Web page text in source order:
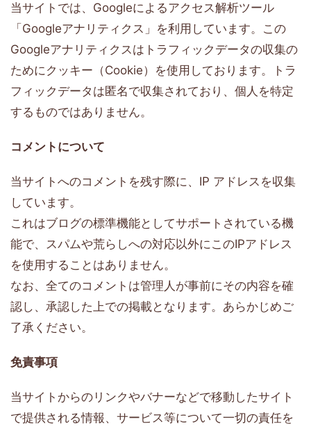
当サイトでは、Googleによるアクセス解析ツール
「Googleアナリティクス」を利用しています。この
Googleアナリティクスはトラフィックデータの収集の
ためにクッキー（Cookie）を使用しております。トラ
フィックデータは匿名で収集されており、個人を特定
するものではありません。
コメントについて
当サイトへのコメントを残す際に、IP アドレスを収集
しています。
これはブログの標準機能としてサポートされている機
能で、スパムや荒らしへの対応以外にこのIPアドレス
を使用することはありません。
なお、全てのコメントは管理人が事前にその内容を確
認し、承認した上での掲載となります。あらかじめご
了承ください。
免責事項
当サイトからのリンクやバナーなどで移動したサイト
で提供される情報、サービス等について一切の責任を